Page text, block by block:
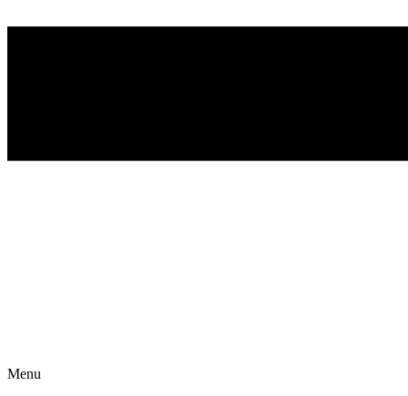
Menu